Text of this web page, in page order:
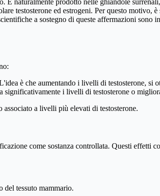
È naturalmente prodotto nelle ghiandole
testosterone ed estrogeni. Per questo motivo,
a sostegno di queste affermazioni sono
è che aumentando i livelli di testosterone, si
i livelli di testosterone o
a livelli più elevati di testosterone.
come sostanza controllata. Questi effetti
del tessuto mammario.